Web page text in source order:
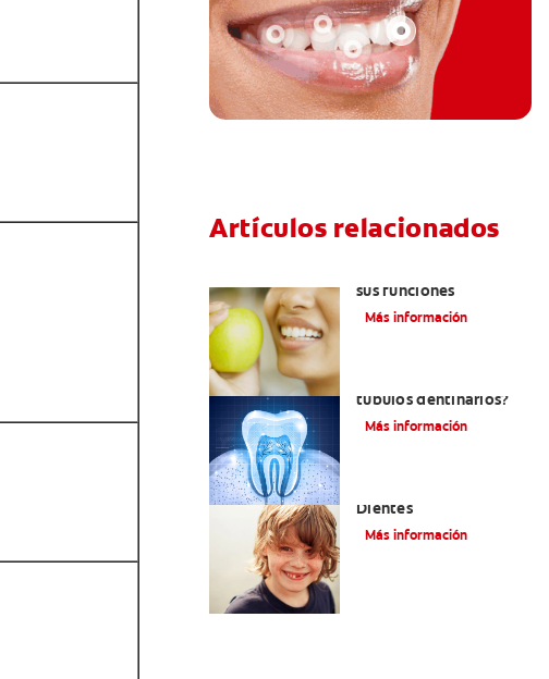
Artículos relacionados
sus funciones
Más información
túbulos dentinarios?
Más información
Dientes
Más información